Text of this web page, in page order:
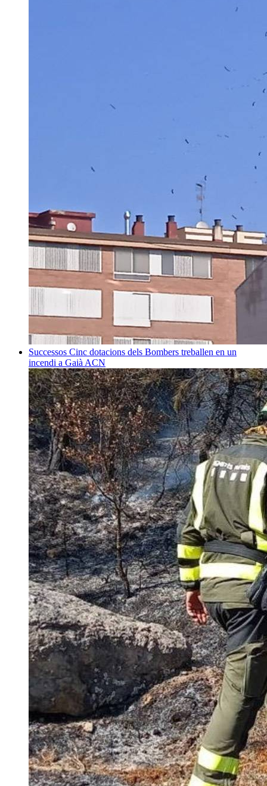
Successos Cinc dotacions dels Bombers treballen en un
incendi a Gaià ACN